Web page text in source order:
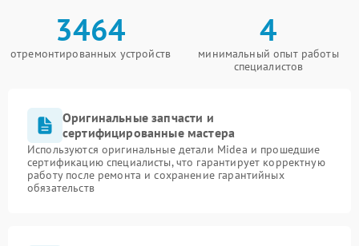
3464
отремонтированных устройств
4
минимальный опыт работы
специалистов
Оригинальные запчасти и
сертифицированные мастера
Используются оригинальные детали Midea и прошедшие
сертификацию специалисты, что гарантирует корректную
работу после ремонта и сохранение гарантийных
обязательств